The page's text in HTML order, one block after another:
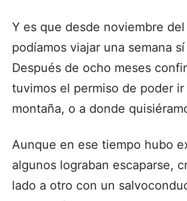
Y es que desde noviembre
podíamos viajar una semana
Después de ocho meses
tuvimos el permiso de poder ir
montaña, o a donde
Aunque en ese tiempo hubo
algunos lograban escaparse,
lado a otro con un